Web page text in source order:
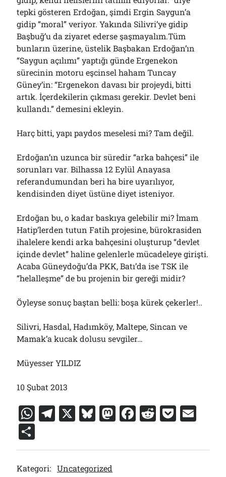
tepki gösteren Erdoğan, şimdi Ergin Saygun’a
gidip “moral” veriyor. Yakında Silivri’ye gidip
Başbuğ’u da ziyaret ederse şaşmayalım.Tüm
bunların üzerine, üstelik Başbakan Erdoğan’ın
“Saygun açılımı” yaptığı günde Ergenekon
sürecinin motoru eşcinsel haham Tuncay
Güney’in: “Ergenekon davası bir projeydi, bitti
artık. İçerdekilerin çıkması gerekir. Devlet beni
kullandı.” demesini ekleyin.
Harç bitti, yapı paydos meselesi mi? Tam değil.
Erdoğan’ın uzunca bir süredir “arka bahçesi” ile
sorunları var. Bilhassa 12 Eylül Anayasa
referandumundan beri ha bire uyarılıyor,
kendisinden diyet üstüne diyet isteniyor.
Erdoğan bu, o kadar baskıya gelebilir mi? İmam
Hatip’lerden tutun Fatih projesine, bürokrasiden
ihalelere kendi arka bahçesini oluşturup “devlet
içinde devlet” haline gelenlerle mücadeleye girişti.
Acaba Güneydoğu’da PKK, Batı’da ise TSK ile
“helalleşme” de bu projenin bir gereği midir?
Öyleyse sonuç baştan belli: boşa kürek çekerler!..
Silivri, Hasdal, Hadımköy, Maltepe, Sincan ve
Mamak’a kucak dolusu sevgiler…
Müyesser YILDIZ
10 Şubat 2013
W
at
s
T
e
gr
X Bl
e
s
M
st
F
c
R
d
P
c ai
h
ar
Kategori: Uncategorized